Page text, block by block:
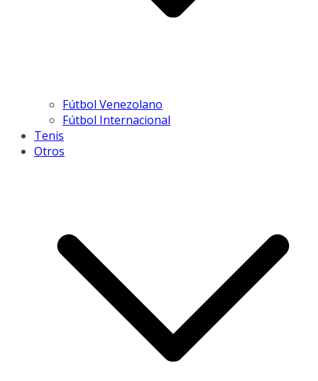
Fútbol Venezolano
Fútbol Internacional
Tenis
Otros